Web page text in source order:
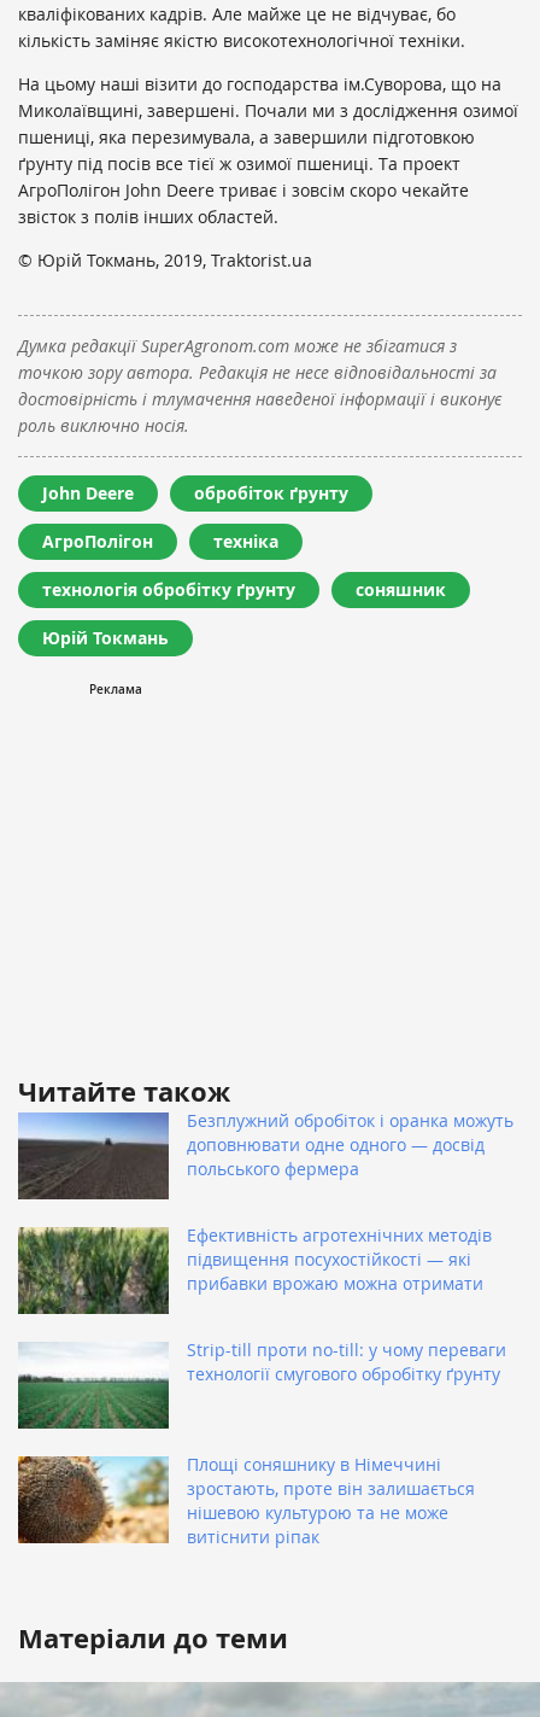
кваліфікованих кадрів. Але майже це не відчуває, бо
кількість заміняє якістю високотехнологічної техніки.
На цьому наші візити до господарства ім.Суворова, що на
Миколаївщині, завершені. Почали ми з дослідження озимої
пшениці, яка перезимувала, а завершили підготовкою
ґрунту під посів все тієї ж озимої пшениці. Та проект
АгроПолігон John Deere триває і зовсім скоро чекайте
звісток з полів інших областей.
© Юрій Токмань, 2019, Traktorist.ua
Думка редакції SuperAgronom.com може не збігатися з
точкою зору автора. Редакція не несе відповідальності за
достовірність і тлумачення наведеної інформації і виконує
роль виключно носія.
John Deere обробіток ґрунту
АгроПолігон техніка
технологія обробітку ґрунту соняшник
Юрій Токмань
Читайте також
Безплужний обробіток і оранка можуть
доповнювати одне одного — досвід
польського фермера
Ефективність агротехнічних методів
підвищення посухостійкості — які
прибавки врожаю можна отримати
Strip-till проти no-till: у чому переваги
технології смугового обробітку ґрунту
Площі соняшнику в Німеччині
зростають, проте він залишається
нішевою культурою та не може
витіснити ріпак
Матеріали до теми